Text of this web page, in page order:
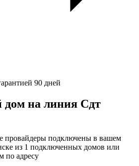
90 дней
дом на линия Сдт
провайдеры подключены в вашем
из 1 подключенных домов или
по адресу